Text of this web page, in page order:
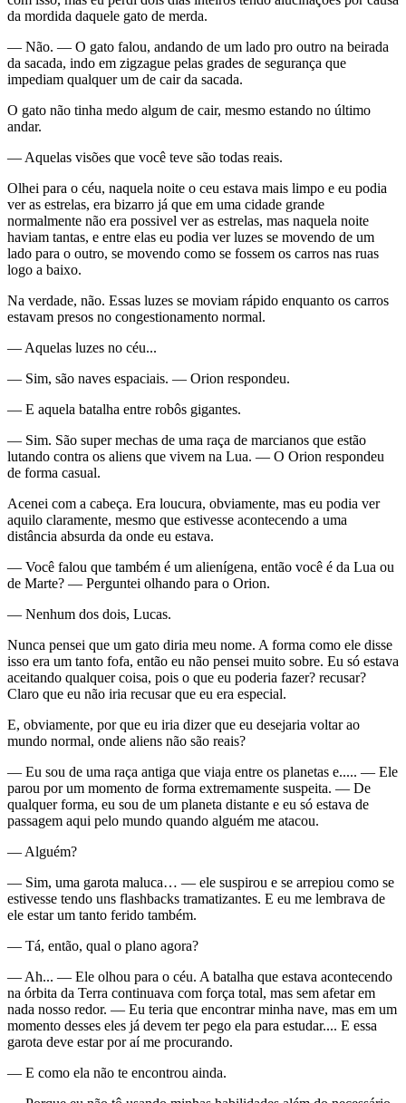
da mordida daquele gato de merda.
— Não. — O gato falou, andando de um lado pro outro na beirada
da sacada, indo em zigzague pelas grades de segurança que
impediam qualquer um de cair da sacada.
O gato não tinha medo algum de cair, mesmo estando no último
andar.
— Aquelas visões que você teve são todas reais.
Olhei para o céu, naquela noite o ceu estava mais limpo e eu podia
ver as estrelas, era bizarro já que em uma cidade grande
normalmente não era possivel ver as estrelas, mas naquela noite
haviam tantas, e entre elas eu podia ver luzes se movendo de um
lado para o outro, se movendo como se fossem os carros nas ruas
logo a baixo.
Na verdade, não. Essas luzes se moviam rápido enquanto os carros
estavam presos no congestionamento normal.
— Aquelas luzes no céu...
— Sim, são naves espaciais. — Orion respondeu.
— E aquela batalha entre robôs gigantes.
— Sim. São super mechas de uma raça de marcianos que estão
lutando contra os aliens que vivem na Lua. — O Orion respondeu
de forma casual.
Acenei com a cabeça. Era loucura, obviamente, mas eu podia ver
aquilo claramente, mesmo que estivesse acontecendo a uma
distância absurda da onde eu estava.
— Você falou que também é um alienígena, então você é da Lua ou
de Marte? — Perguntei olhando para o Orion.
— Nenhum dos dois, Lucas.
Nunca pensei que um gato diria meu nome. A forma como ele disse
isso era um tanto fofa, então eu não pensei muito sobre. Eu só estava
aceitando qualquer coisa, pois o que eu poderia fazer? recusar?
Claro que eu não iria recusar que eu era especial.
E, obviamente, por que eu iria dizer que eu desejaria voltar ao
mundo normal, onde aliens não são reais?
— Eu sou de uma raça antiga que viaja entre os planetas e..... — Ele
parou por um momento de forma extremamente suspeita. — De
qualquer forma, eu sou de um planeta distante e eu só estava de
passagem aqui pelo mundo quando alguém me atacou.
— Alguém?
— Sim, uma garota maluca… — ele suspirou e se arrepiou como se
estivesse tendo uns flashbacks tramatizantes. E eu me lembrava de
ele estar um tanto ferido também.
— Tá, então, qual o plano agora?
— Ah... — Ele olhou para o céu. A batalha que estava acontecendo
na órbita da Terra continuava com força total, mas sem afetar em
nada nosso redor. — Eu teria que encontrar minha nave, mas em um
momento desses eles já devem ter pego ela para estudar.... E essa
garota deve estar por aí me procurando.
— E como ela não te encontrou ainda.